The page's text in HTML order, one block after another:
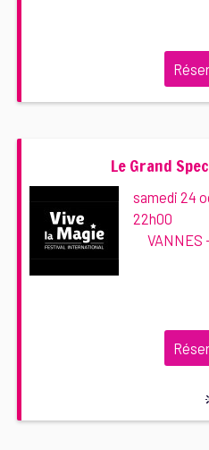
Le Grand
samedi 24
22h00
VANNES